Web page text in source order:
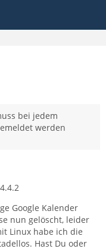
bei jedem
werden
Google Kalender
nun gelöscht, leider
Linux habe ich die
Hast Du oder